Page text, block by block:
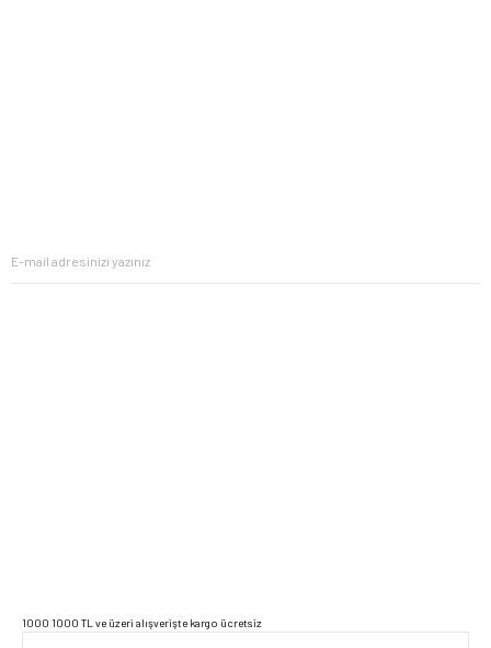
1000 1000 TL ve üzeri alışverişte kargo ücretsiz